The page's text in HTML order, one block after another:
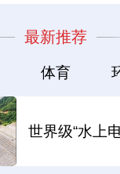
最新推荐
体育
世界级“水上